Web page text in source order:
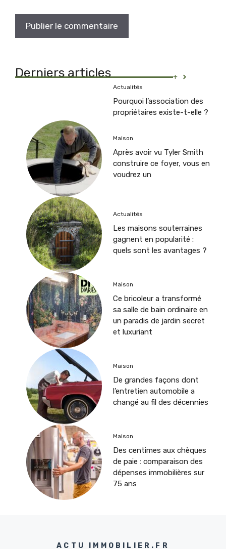
Derniers articles +
Actualités
Pourquoi l’association des
propriétaires existe-t-elle ?
Maison
Après avoir vu Tyler Smith
construire ce foyer, vous en
voudrez un
Actualités
Les maisons souterraines
gagnent en popularité :
quels sont les avantages ?
Maison
Ce bricoleur a transformé
sa salle de bain ordinaire en
un paradis de jardin secret
et luxuriant
Maison
De grandes façons dont
l’entretien automobile a
changé au fil des décennies
Maison
Des centimes aux chèques
de paie : comparaison des
dépenses immobilières sur
75 ans
ACTU IMMOBILIER.FR